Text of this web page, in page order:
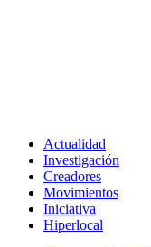
Actualidad
Investigación
Creadores
Movimientos
Iniciativa
Hiperlocal